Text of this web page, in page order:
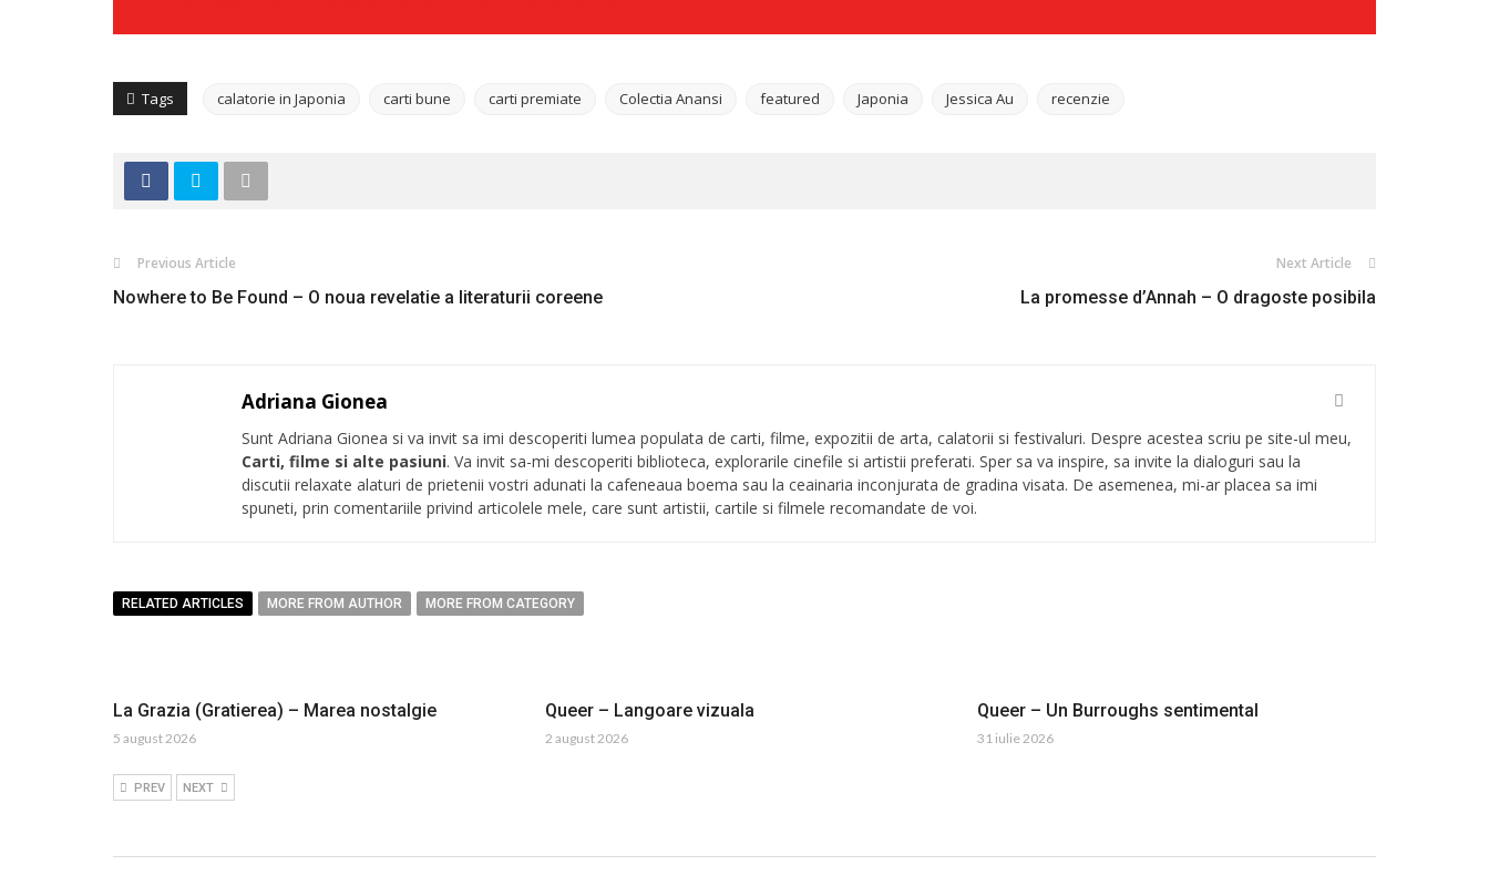
Tags calatorie in Japonia carti bune carti premiate Colectia Anansi featured Japonia Jessica Au recenzie
Previous Article
Nowhere to Be Found – O noua revelatie a literaturii coreene
Next Article
La promesse d’Annah – O dragoste posibila
Adriana Gionea
Sunt Adriana Gionea si va invit sa imi descoperiti lumea populata de carti, filme, expozitii de arta, calatorii si festivaluri. Despre acestea scriu pe site-ul meu,
Carti, filme si alte pasiuni. Va invit sa-mi descoperiti biblioteca, explorarile cinefile si artistii preferati. Sper sa va inspire, sa invite la dialoguri sau la
discutii relaxate alaturi de prietenii vostri adunati la cafeneaua boema sau la ceainaria inconjurata de gradina visata. De asemenea, mi-ar placea sa imi
spuneti, prin comentariile privind articolele mele, care sunt artistii, cartile si filmele recomandate de voi.
RELATED ARTICLES MORE FROM AUTHOR MORE FROM CATEGORY
La Grazia (Gratierea) – Marea nostalgie
5 august 2026
Queer – Langoare vizuala
2 august 2026
Queer – Un Burroughs sentimental
31 iulie 2026
PREV NEXT